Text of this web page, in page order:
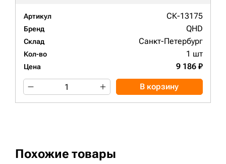
Артикул СК-13175
Бренд QHD
Склад Санкт-Петербург
Кол-во 1 шт
Цена 9 186 ₽
В корзину
Похожие товары